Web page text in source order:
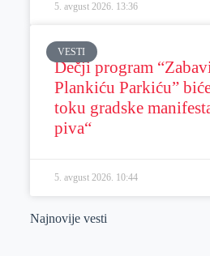
5. avgust 2026. 13:36
VESTI
Dečji program
Plankiću Parkiću”
toku gradske
piva“
5. avgust 2026. 10:44
Najnovije vesti